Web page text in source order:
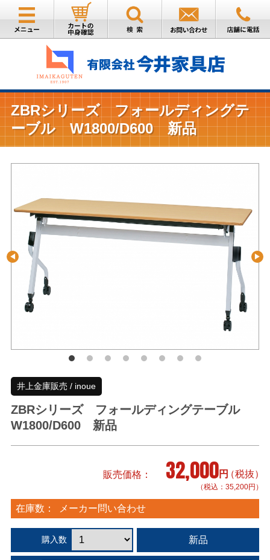
ZBRシリーズ フォールディングテ
ーブル W1800/D600 新品
井上金庫販売 / inoue
ZBRシリーズ フォールディングテーブル
W1800/D600 新品
販売価格 32,000円（税抜）
（税込：35,200円）
在庫数： メーカー問い合わせ
購入数 新品